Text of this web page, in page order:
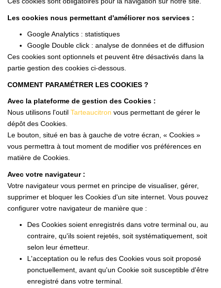
Les cookies nous permettant d'améliorer nos services :
Google Analytics : statistiques
Google Double click : analyse de données et de diffusion
Ces cookies sont optionnels et peuvent être désactivés dans la
partie gestion des cookies ci-dessous.
COMMENT PARAMÉTRER LES COOKIES ?
Avec la plateforme de gestion des Cookies :
Nous utilisons l'outil Tarteaucitron vous permettant de gérer le
dépôt des Cookies.
Le bouton, situé en bas à gauche de votre écran, « Cookies »
vous permettra à tout moment de modifier vos préférences en
matière de Cookies.
Avec votre navigateur :
Votre navigateur vous permet en principe de visualiser, gérer,
supprimer et bloquer les Cookies d'un site internet. Vous pouvez
configurer votre navigateur de manière que :
Des Cookies soient enregistrés dans votre terminal ou, au
contraire, qu'ils soient rejetés, soit systématiquement, soit
selon leur émetteur.
L'acceptation ou le refus des Cookies vous soit proposé
ponctuellement, avant qu'un Cookie soit susceptible d'être
enregistré dans votre terminal.